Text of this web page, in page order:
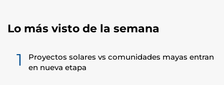
Lo más visto de la semana
1
Proyectos solares vs comunidades mayas entran
en nueva etapa